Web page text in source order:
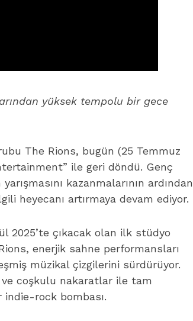
yüksek tempolu bir gece
The Rions, bugün (25 Temmuz
ile geri döndü. Genç
kazanmalarının ardından
heyecanı artırmaya devam ediyor.
2025’te çıkacak olan ilk stüdyo
enerjik sahne performansları
müzikal çizgilerini sürdürüyor.
coşkulu nakaratlar ile tam
rock bombası.